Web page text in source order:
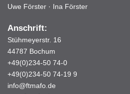
Uwe Förster · Ina Förster
Anschrift:
Stühmeyerstr. 16
44787 Bochum
+49(0)234-50 74-0
+49(0)234-50 74-19 9
info@ftmafo.de